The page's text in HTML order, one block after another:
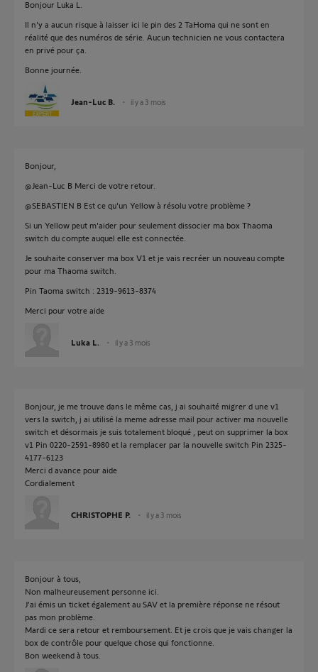
Bonjour Luka L.
Il n'y a aucun risque à laisser ici le pin des 2 TaHoma qui ne sont en
réalité que des numéros de série. Aucun technicien ne vous contactera
en privé pour ça.
Bonne journée.
Jean-Luc B. il y a 3 mois
Bonjour,
@Jean-Luc B Merci de votre retour.
@SEBASTIEN B Est ce qu'un Yellow à résolu votre problème ?
Si un Yellow peut m'aider pour seulement dissocier ma box Thaoma
switch du compte auquel elle est connectée.
Je souhaite conserver ma box V1 et je vais recréer un nouveau compte
pour ma Thaoma switch.
Pin Taoma switch : 2319-9613-8374
Merci pour votre aide
Luka L. il y a 3 mois
Bonjour, je me trouve dans le même cas, j ai souhaité migrer d une v1
vers la switch, j ai utilisé la meme adresse mail pour activer ma nouvelle
switch et désormais je suis totalement bloqué , peut on supprimer la box
v1 Pin 0220-2591-8980 et la remplacer par la nouvelle switch Pin 2325-
4177-6123
Merci d avance pour aide
Cordialement
CHRISTOPHE P. il y a 3 mois
Bonjour à tous,
Non malheureusement personne ici.
J’ai émis un ticket également au SAV et la première réponse ne résout
pas mon problème.
Mardi ce sera retour et remboursement. Et je crois que je vais changer la
box de contrôle pour quelque chose qui fonctionne.
Bon weekend à tous.